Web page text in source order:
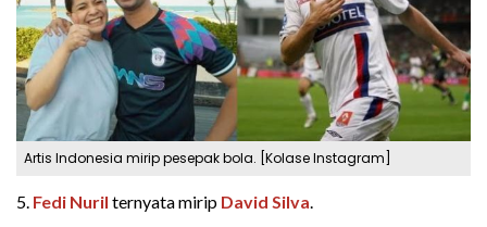
Artis Indonesia mirip pesepak bola. [Kolase Instagram]
5. Fedi Nuril ternyata mirip David Silva.